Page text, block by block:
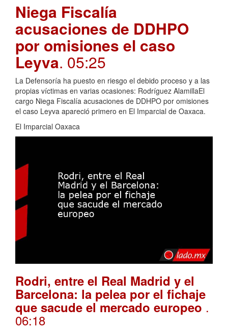
Niega Fiscalía
acusaciones de DDHPO
por omisiones el caso
Leyva. 05:25
La Defensoría ha puesto en riesgo el debido proceso y a las
propias víctimas en varias ocasiones: Rodríguez AlamillaEl
cargo Niega Fiscalía acusaciones de DDHPO por omisiones
el caso Leyva apareció primero en El Imparcial de Oaxaca.
El Imparcial Oaxaca
Rodri, entre el Real Madrid y el
Barcelona: la pelea por el fichaje
que sacude el mercado europeo .
06:18